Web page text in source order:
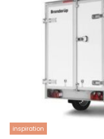
inspiration